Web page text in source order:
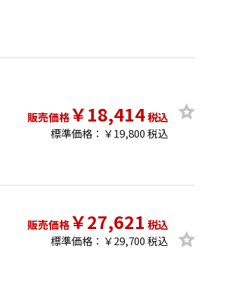
販売価格￥18,414税込
標準価格：￥19,800 税込
販売価格￥27,621 税込
標準価格：￥29,700 税込